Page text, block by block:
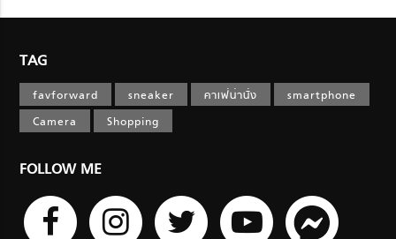
TAG
favforward sneaker คาเฟ่น่านั่ง
smartphone
Camera
Shopping
FOLLOW ME